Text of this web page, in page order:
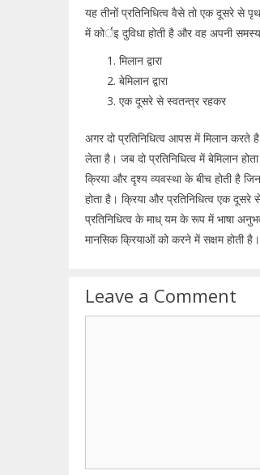
यह तीनों प्रतिनिधित्व वैसे तो एक दूसरे से
में कोर्इ दुविधा होती है और वह अपनी
मिलान द्वारा
बेमिलान द्वारा
एक दूसरे से स्वतन्त्र रहकर
अगर दो प्रतिनिधित्व आपस में मिलान करते
लेता है। जब दो प्रतिनिधित्व में बेमिलान
क्रिया और दृश्य व्यवस्था के बीच होती है
होता है। क्रिया और प्रतिनिधित्व एक दूसरे
प्रतिनिधित्व के माध् यम के रूप में भाषा
मानसिक क्रियाओं को करने में सक्षम होती है।
Leave a Comment